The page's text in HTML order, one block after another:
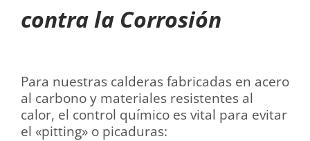
contra la Corrosión
Para nuestras calderas fabricadas en acero
al carbono y materiales resistentes al
calor, el control químico es vital para evitar
el «pitting» o picaduras: